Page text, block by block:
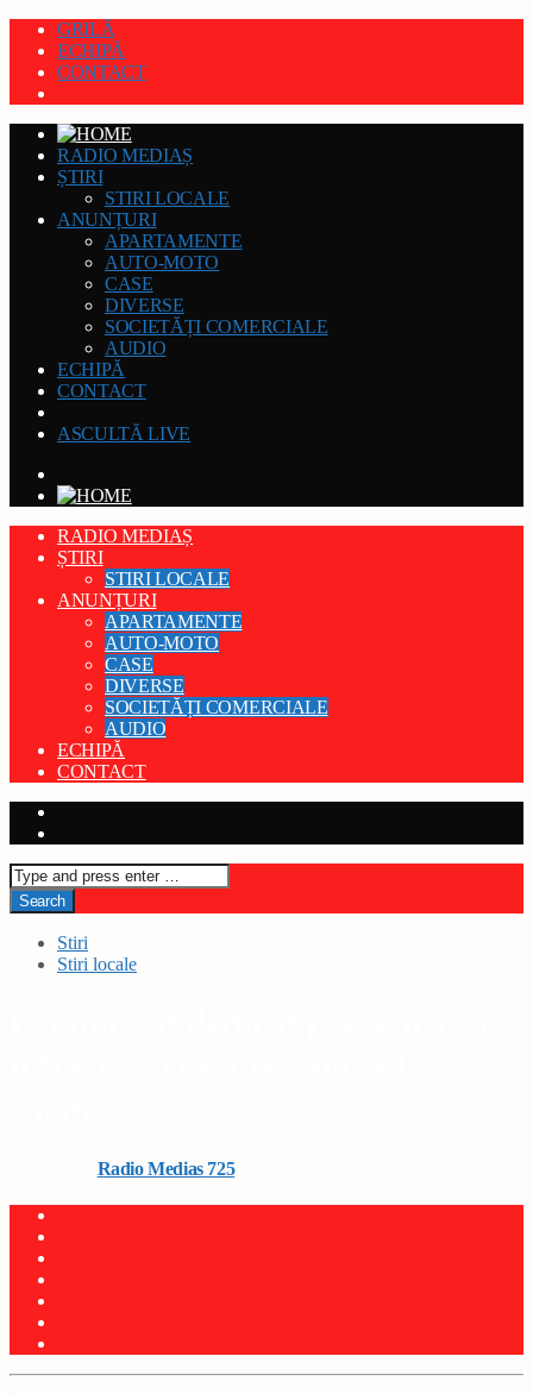
GRILĂ
ECHIPĂ
CONTACT
RADIO MEDIAȘ
ȘTIRI
STIRI LOCALE
ANUNȚURI
APARTAMENTE
AUTO-MOTO
CASE
DIVERSE
SOCIETĂȚI COMERCIALE
AUDIO
ECHIPĂ
CONTACT
ASCULTĂ LIVE
RADIO MEDIAȘ
ȘTIRI
STIRI LOCALE
ANUNȚURI
APARTAMENTE
AUTO-MOTO
CASE
DIVERSE
SOCIETĂȚI COMERCIALE
AUDIO
ECHIPĂ
CONTACT
Stiri
Stiri locale
Radio Medias 725on 25 noiembrie 2025